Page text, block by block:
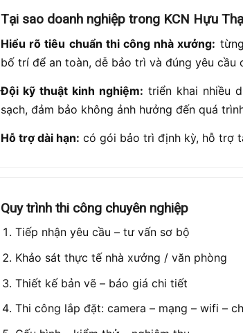
Tại sao doanh nghiệp trong KCN Hựu
Hiểu rõ tiêu chuẩn thi công nhà xưởng:
bố trí để an toàn, dễ bảo trì và đúng yêu cầu
Đội kỹ thuật kinh nghiệm: triển khai nhiều
sạch, đảm bảo không ảnh hưởng đến quá
Hỗ trợ dài hạn: có gói bảo trì định kỳ, hỗ trợ
Quy trình thi công chuyên nghiệp
Tiếp nhận yêu cầu – tư vấn sơ bộ
Khảo sát thực tế nhà xưởng / văn phòng
Thiết kế bản vẽ – báo giá chi tiết
Thi công lắp đặt: camera – mạng – wifi –